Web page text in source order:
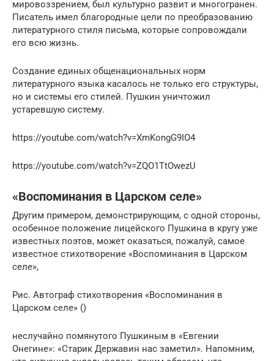
мировоззрением, был культурно развит и многогранен.
Писатель имел благородные цели по преобразованию
литературного стиля письма, которые сопровождали
его всю жизнь.
Создание единых общенациональных норм
литературного языка касалось не только его структуры,
но и системы его сти­лей. Пушкин уничтожил
устаревшую систему.
https://youtube.com/watch?v=XmKongG9IO4
https://youtube.com/watch?v=ZQO1TtOwezU
«Воспоминания в Царском селе»
Другим примером, демонстрирующим, с одной стороны,
особенное положение лицейского Пушкина в кругу уже
известных поэтов, может оказаться, пожалуй, самое
известное стихотворение «Воспоминания в Царском
селе»,
Рис. Автограф стихотворения «Воспоминания в
Царском селе» ()
неслучайно помянутого Пушкиным в «Евгении
Онегине»: «Старик Державин нас заметил». Напомним,